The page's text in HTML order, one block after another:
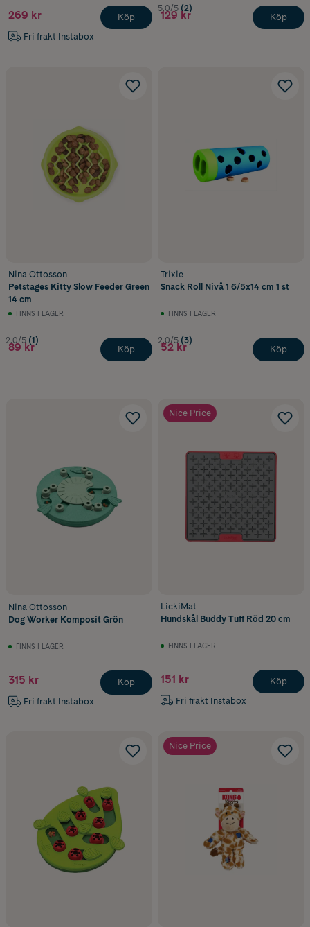
269 kr
Fri frakt Instabox
Köp
5.0/5 (2)
129 kr Köp
Nina Ottosson
Petstages Kitty Slow Feeder Green
14 cm
FINNS I LAGER
2.0/5 (1)
89 kr Köp
Trixie
Snack Roll Nivå 1 6/5x14 cm 1 st
FINNS I LAGER
2.0/5 (3)
52 kr Köp
Nina Ottosson
Dog Worker Komposit Grön
FINNS I LAGER
315 kr
Fri frakt Instabox
Köp
Nice Price
LickiMat
Hundskål Buddy Tuff Röd 20 cm
FINNS I LAGER
151 kr
Fri frakt Instabox
Köp
Nice Price